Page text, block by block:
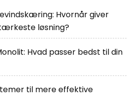
Hvornår giver
løsning?
Hvad passer bedst til din
til mere effektive